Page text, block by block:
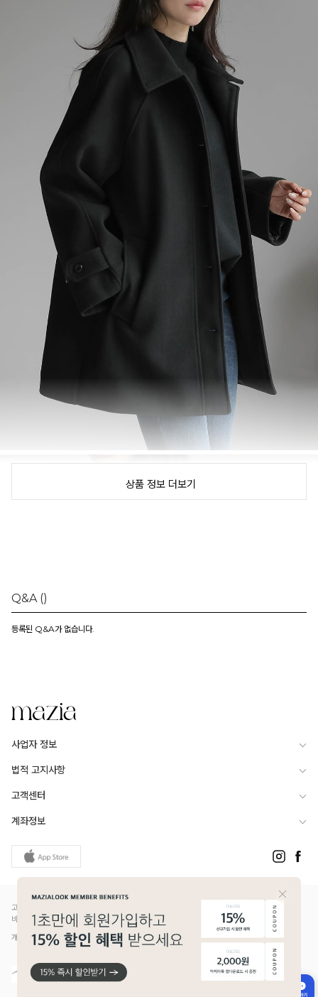
상품 정보 더보기
Q&A ()
등록된 Q&A가 없습니다.
사업자 정보
법적 고지사항
고객센터
계좌정보
고객님은 안전거래를 위해 현금 등으로 결제 시 저희 쇼핑몰에서 가입한 PG사의 구매안전서
비스를 이용하실 수 있습니다.
개인정보보호배상책임보험(Ⅱ) 가입 - 메리츠화재 증권번호 14610-1327